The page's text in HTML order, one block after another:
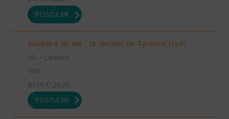
POSTULER
Auxiliaire de vie - St Vincent de Tyrosse (H/F)
40 - Landes
CDI
31/07/2026
POSTULER